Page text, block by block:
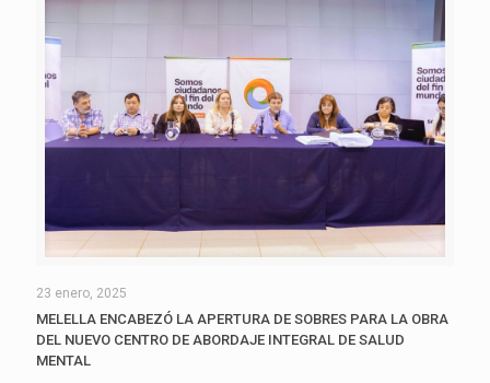
23 enero, 2025
MELELLA ENCABEZÓ LA APERTURA DE SOBRES PARA LA OBRA
DEL NUEVO CENTRO DE ABORDAJE INTEGRAL DE SALUD
MENTAL